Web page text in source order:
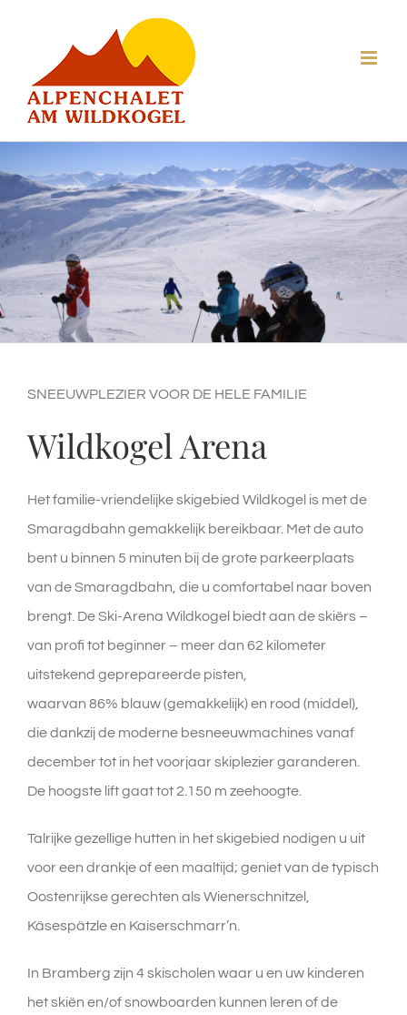
SNEEUWPLEZIER VOOR DE HELE FAMILIE
Wildkogel Arena
Het familie-vriendelijke skigebied Wildkogel is met de
Smaragdbahn gemakkelijk bereikbaar. Met de auto
bent u binnen 5 minuten bij de grote parkeerplaats
van de Smaragdbahn, die u comfortabel naar boven
brengt. De Ski-Arena Wildkogel biedt aan de skiërs –
van profi tot beginner – meer dan 62 kilometer
uitstekend geprepareerde pisten,
waarvan 86% blauw (gemakkelijk) en rood (middel),
die dankzij de moderne besneeuwmachines vanaf
december tot in het voorjaar skiplezier garanderen.
De hoogste lift gaat tot 2.150 m zeehoogte.
Talrijke gezellige hutten in het skigebied nodigen u uit
voor een drankje of een maaltijd; geniet van de typisch
Oostenrijkse gerechten als Wienerschnitzel,
Käsespätzle en Kaiserschmarr’n.
In Bramberg zijn 4 skischolen waar u en uw kinderen
het skiën en/of snowboarden kunnen leren of de